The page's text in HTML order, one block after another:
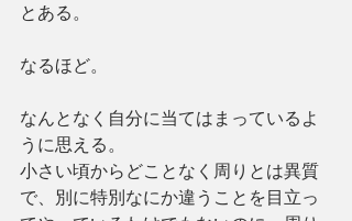
とある。
なるほど。
なんとなく自分に当てはまっているよ
うに思える。
小さい頃からどことなく周りとは異質
で、別に特別なにか違うことを目立っ